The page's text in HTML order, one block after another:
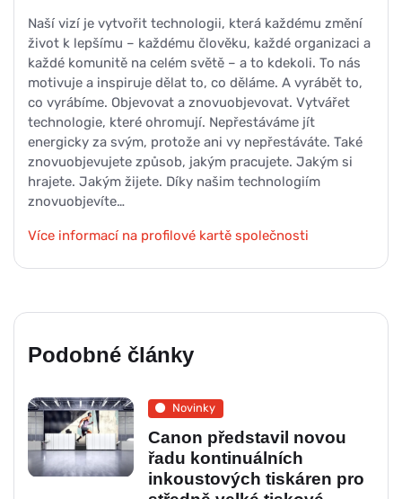
Naší vizí je vytvořit technologii, která každému změní
život k lepšímu – každému člověku, každé organizaci a
každé komunitě na celém světě – a to kdekoli. To nás
motivuje a inspiruje dělat to, co děláme. A vyrábět to,
co vyrábíme. Objevovat a znovuobjevovat. Vytvářet
technologie, které ohromují. Nepřestáváme jít
energicky za svým, protože ani vy nepřestáváte. Také
znovuobjevujete způsob, jakým pracujete. Jakým si
hrajete. Jakým žijete. Díky našim technologiím
znovuobjevíte…
Více informací na profilové kartě společnosti
Podobné články
Novinky
Canon představil novou
řadu kontinuálních
inkoustových tiskáren pro